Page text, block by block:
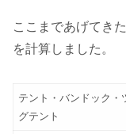
ここまであげてき
を計算しました。
テント・バンドック・
グテント